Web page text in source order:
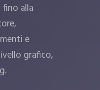
alla
e
grafico,